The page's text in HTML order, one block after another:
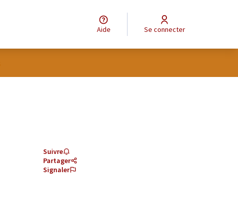
Aide Se connecter
Suivre
Partager
Signaler